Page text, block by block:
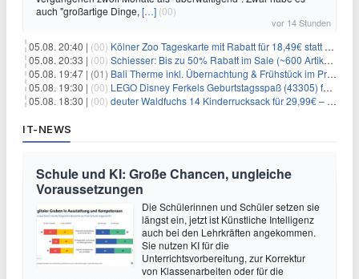
auch "großartige Dinge,[…] (00)
vor 14 Stunden
05.08. 20:40 | (00) Kölner Zoo Tageskarte mit Rabatt für 18,49€ statt 29,50€ – einlösbar bis Dezember
05.08. 20:33 | (00) Schiesser: Bis zu 50% Rabatt im Sale (~600 Artikel zur Auswahl)
05.08. 19:47 | (01) Bali Therme inkl. Übernachtung & Frühstück im Premium Hotel (Bad Oeynhausen) ab 89€ p.P.
05.08. 19:30 | (00) LEGO Disney Ferkels Geburtstagsspaß (43305) für 29,10€
05.08. 18:30 | (00) deuter Waldfuchs 14 Kinderrucksack für 29,99€ – Amber-maple
IT-NEWS
Schule und KI: Große Chancen, ungleiche
Voraussetzungen
Die Schülerinnen und Schüler setzen sie
längst ein, jetzt ist Künstliche Intelligenz
auch bei den Lehrkräften angekommen.
Sie nutzen KI für die
Unterrichtsvorbereitung, zur Korrektur
von Klassenarbeiten oder für die